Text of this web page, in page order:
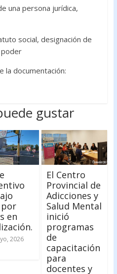
una persona jurídica,
social, designación de
la documentación:
gustar
en
2026
El Centro
Provincial de
Adicciones y
Salud Mental
inició
programas
de
capacitación
para
docentes y